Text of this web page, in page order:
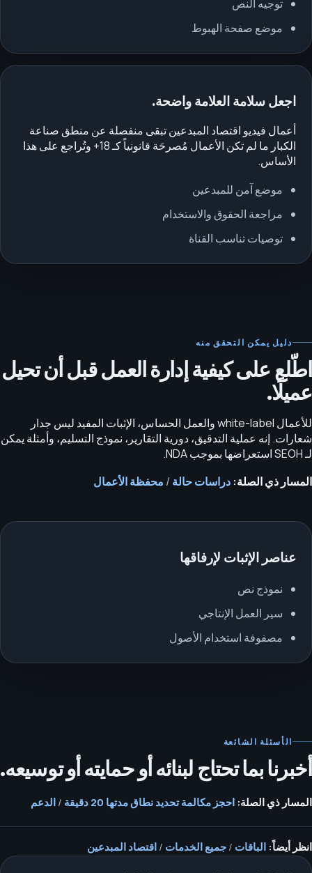
توجيه النص
موضع صفحة الهبوط
اجعل سلامة العلامة واضحة.
أعمال فيديو اقتصاد المبدعين تبقى منفصلة عن منطق صناعة
الكبار ما لم تكن الأعمال مُصرحَة قانونياً كـ 18+ وتُراجع على هذا
الأساس.
موضع آمن للمبدعين
مراجعة الحقوق والاستخدام
توصيات تناسب القناة
دليل يمكن التحقق منه
اطّلع على كيفية إدارة العمل قبل أن تحيل
عميلًا.
للأعمال white-label والعمل الحساس، الإثبات المفيد ليس جدار
شعارات. إنه عملية التدقيق، دورية التقارير، نموذج التسليم، وأمثلة يمكن
لـ SEOH استعراضها بموجب NDA.
المسار ذي الصلة: دراسات حالة / محفظة الأعمال
عناصر الإثبات لإرفاقها
نموذج نص
سير العمل الإنتاجي
مصفوفة استخدام الأصول
الأسئلة الشائعة
أخبرنا بما تحتاج لبنائه أو حمايته أو توسيعه.
المسار ذي الصلة: احجز مكالمة تحديد نطاق مدتها 20 دقيقة / الدعم
انظر أيضاً: الباقات / جميع الخدمات / اقتصاد المبدعين